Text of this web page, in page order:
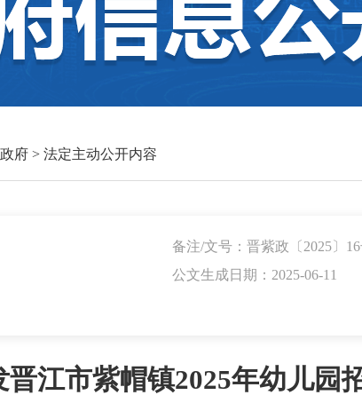
府> 法定主动公开内容
备注/文号：晋紫政〔2025〕
公文生成日期：2025-06-11
江市紫帽镇2025年幼儿园